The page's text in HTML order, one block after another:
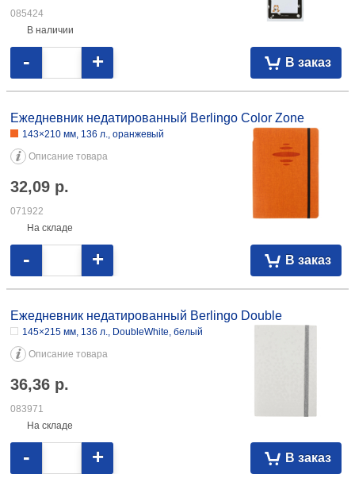
085424
В наличии
В заказ
- +
Ежедневник недатированный Berlingo Color Zone
143×210 мм, 136 л., оранжевый
Описание товара
32,09 р.
071922
На складе
В заказ
- +
Ежедневник недатированный Berlingo Double
145×215 мм, 136 л., DoubleWhite, белый
Описание товара
36,36 р.
083971
На складе
В заказ
- +